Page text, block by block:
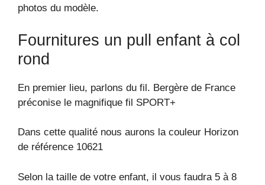
photos du modèle.
Fournitures un pull enfant à col
rond
En premier lieu, parlons du fil. Bergère de France
préconise le magnifique fil SPORT+
Dans cette qualité nous aurons la couleur Horizon
de référence 10621
Selon la taille de votre enfant, il vous faudra 5 à 8